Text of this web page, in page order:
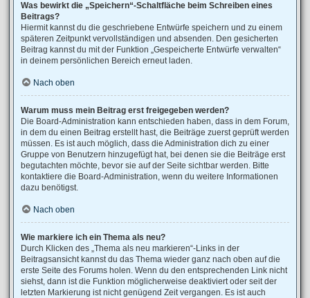
Was bewirkt die „Speichern“-Schaltfläche beim Schreiben eines
Beitrags?
Hiermit kannst du die geschriebene Entwürfe speichern und zu einem
späteren Zeitpunkt vervollständigen und absenden. Den gesicherten
Beitrag kannst du mit der Funktion „Gespeicherte Entwürfe verwalten“
in deinem persönlichen Bereich erneut laden.
Nach oben
Warum muss mein Beitrag erst freigegeben werden?
Die Board-Administration kann entschieden haben, dass in dem Forum,
in dem du einen Beitrag erstellt hast, die Beiträge zuerst geprüft werden
müssen. Es ist auch möglich, dass die Administration dich zu einer
Gruppe von Benutzern hinzugefügt hat, bei denen sie die Beiträge erst
begutachten möchte, bevor sie auf der Seite sichtbar werden. Bitte
kontaktiere die Board-Administration, wenn du weitere Informationen
dazu benötigst.
Nach oben
Wie markiere ich ein Thema als neu?
Durch Klicken des „Thema als neu markieren“-Links in der
Beitragsansicht kannst du das Thema wieder ganz nach oben auf die
erste Seite des Forums holen. Wenn du den entsprechenden Link nicht
siehst, dann ist die Funktion möglicherweise deaktiviert oder seit der
letzten Markierung ist nicht genügend Zeit vergangen. Es ist auch